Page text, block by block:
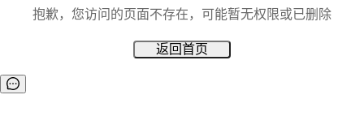
抱歉，您访问的页面不存在，可能暂无权限或已删除
返回首页